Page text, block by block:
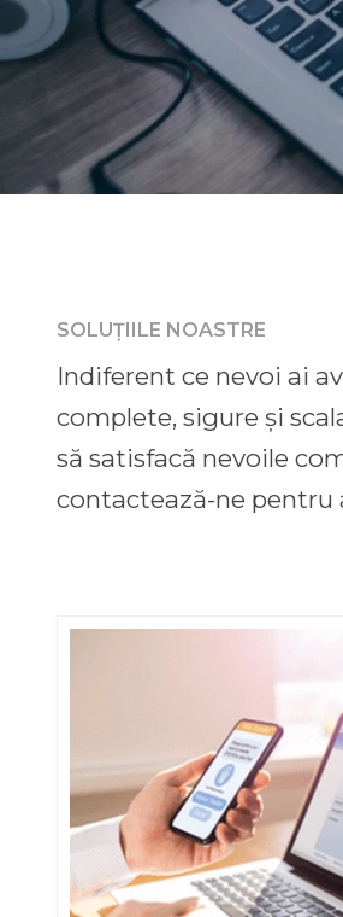
SOLUȚIILE NOASTRE
Indiferent ce nevoi ai
complete, sigure și
să satisfacă nevoile
contactează-ne pentru